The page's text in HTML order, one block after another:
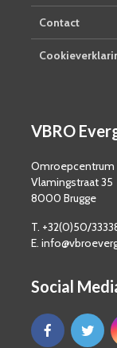
Contact
VBRO
Omroepcentrum
Vlamingstraat 35
8000 Brugge
T. +32(0)50/
E.
Social